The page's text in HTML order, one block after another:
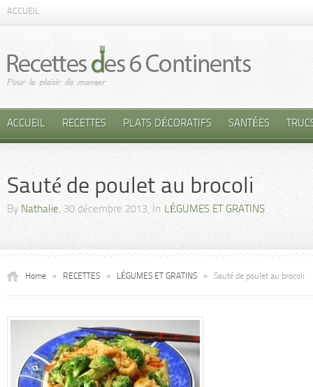
ACCUEIL
ACCUEIL RECETTES PLATS DÉCORATIFS SANTÉES
Sauté de poulet au brocoli
By Nathalie, 30 décembre 2013, In LÉGUMES ET GRATINS
Home » RECETTES » LÉGUMES ET GRATINS » Sauté de poulet au brocoli